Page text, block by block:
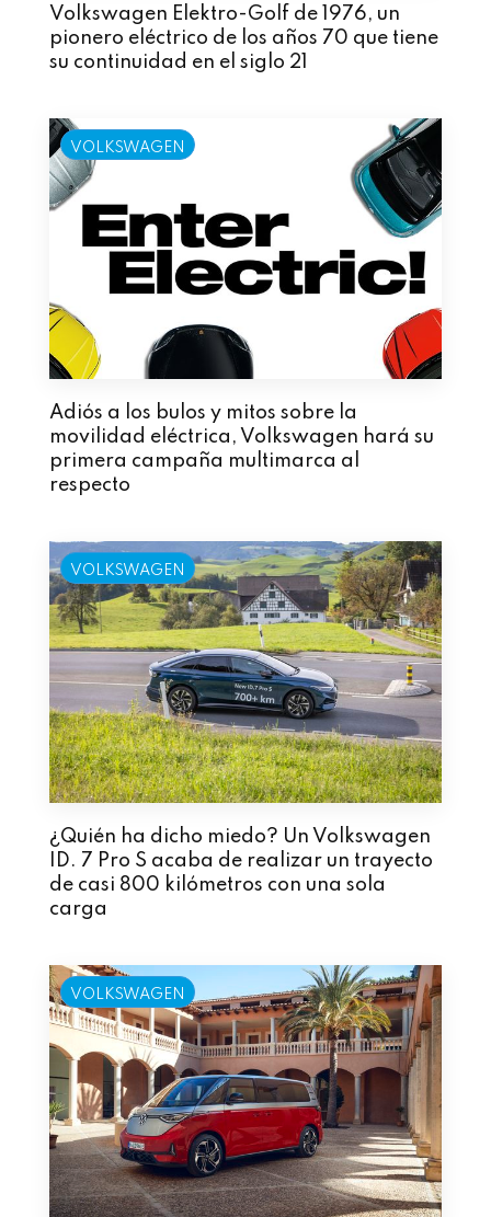
Volkswagen Elektro-Golf de 1976, un
pionero eléctrico de los años 70 que tiene
su continuidad en el siglo 21
VOLKSWAGEN
Adiós a los bulos y mitos sobre la
movilidad eléctrica, Volkswagen hará su
primera campaña multimarca al
respecto
VOLKSWAGEN
¿Quién ha dicho miedo? Un Volkswagen
ID. 7 Pro S acaba de realizar un trayecto
de casi 800 kilómetros con una sola
carga
VOLKSWAGEN